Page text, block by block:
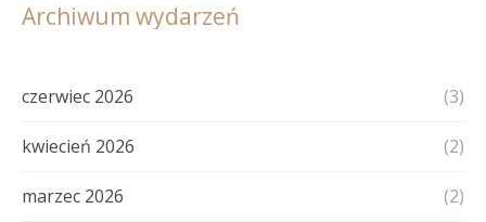
Archiwum wydarzeń
czerwiec 2026 (3)
kwiecień 2026 (2)
marzec 2026 (2)